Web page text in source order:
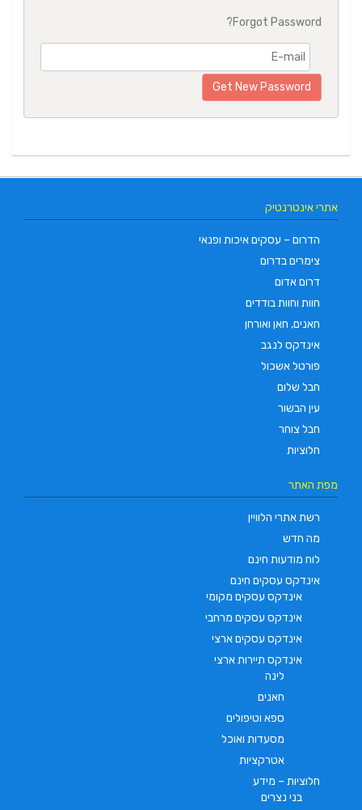
Forgot Password?
אתרי אינטרנטיק
הדרום – עסקים איכות ופנאי
צימרים בדרום
דרום אדום
חוות וחוות בודדים
חאנים, חאן ואורחן
אינדקס לנגב
פורטל אשכול
חבל שלום
עין הבשור
חבל צוחר
חלוציות
מפת האתר
רשת אתרי הלוויין
מה חדש
לוח מודעות חינם
אינדקס עסקים חינם
אינדקס עסקים מקומי
אינדקס עסקים מרחבי
אינדקס עסקים ארצי
אינדקס תיירות ארצי
לינה
חאנים
ספא וטיפולים
מסעדות ואוכל
אטרקציות
חלוציות – מידע
בני נצרים